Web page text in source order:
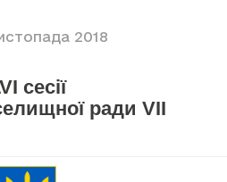
2018
сесії
ради VII